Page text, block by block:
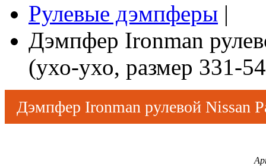
Рулевые дэмпферы |
Дэмпфер Ironman
(ухо-ухо, размер 331-
Дэмпфер Ironman рулевой Nissan